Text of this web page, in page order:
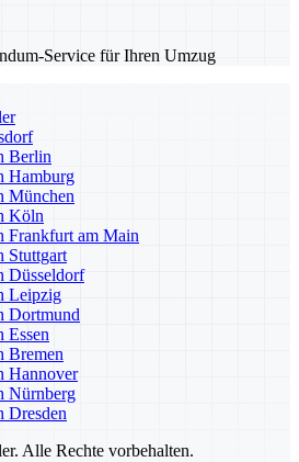
Service für Ihren Umzug
Berlin
Hamburg
München
Köln
Frankfurt am Main
Stuttgart
Düsseldorf
Leipzig
Dortmund
Essen
Bremen
Hannover
Nürnberg
Dresden
Alle Rechte vorbehalten.